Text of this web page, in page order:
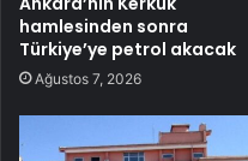
hamlesinden sonra
Türkiye’ye petrol akacak
Ağustos 7, 2026